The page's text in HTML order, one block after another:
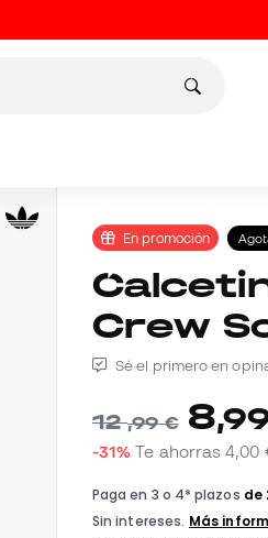
En promoción
Calcetines adidas
Crew
Sé el primero en
12,99 € 8,
-31% Te ahorras4,00